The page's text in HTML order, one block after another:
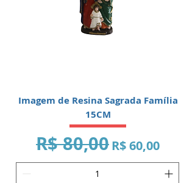
Imagem de Resina Sagrada Família
15CM
Preço normal
R$ 80,00Preço
R$ 60,00